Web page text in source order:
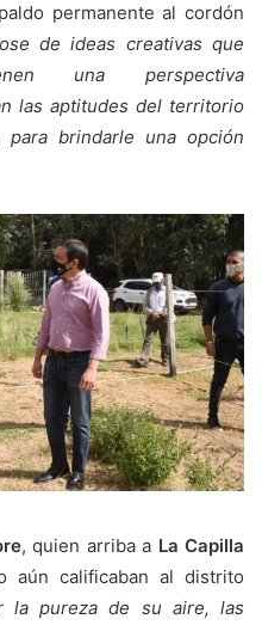
permanente al cordón
de ideas creativas que
una perspectiva
las aptitudes del territorio
para brindarle una opción
, quien arriba a La Capilla
aún calificaban al distrito
la pureza de su aire, las